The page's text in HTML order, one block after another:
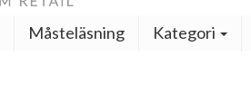
Måsteläsning Kategori